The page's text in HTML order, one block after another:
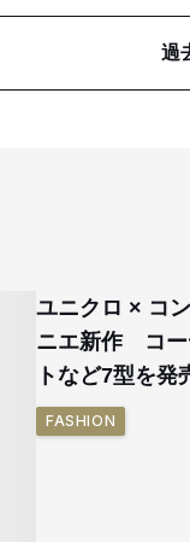
過
ユニクロ × コ
ニエ新作 コー
トなど7型を発
FASHION